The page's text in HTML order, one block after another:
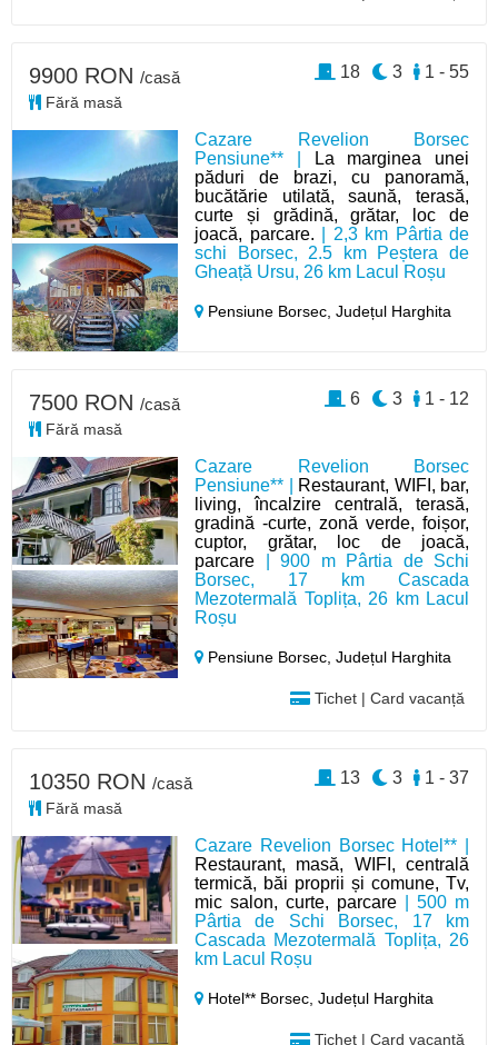
Cazare Revelion Borsec
Pensiune** |
La marginea unei
păduri de brazi, cu panoramă,
bucătărie utilată, saună, terasă,
curte și grădină, grătar, loc de
joacă, parcare. | 2,3 km Pârtia de
schi Borsec, 2.5 km Peștera de
Gheață Ursu, 26 km Lacul Roșu
Pensiune Borsec,Județul Harghita
9900 RON /casă
Fără masă
1 - 55
3
18
Cazare Revelion Borsec
Pensiune** |
Restaurant, WIFI, bar,
living, încalzire centrală, terasă,
gradină -curte, zonă verde, foișor,
cuptor, grătar, loc de joacă,
parcare | 900 m Pârtia de Schi
Borsec, 17 km Cascada
Mezotermală Toplița, 26 km Lacul
Roșu
Pensiune Borsec,Județul Harghita
Tichet | Card vacanță
7500 RON /casă
Fără masă
1 - 12
3
6
Cazare Revelion Borsec Hotel** |
Restaurant, masă, WIFI, centrală
termică, băi proprii și comune, Tv,
mic salon, curte, parcare | 500 m
Pârtia de Schi Borsec, 17 km
Cascada Mezotermală Toplița, 26
km Lacul Roșu
Hotel** Borsec,Județul Harghita
Tichet | Card vacanță
10350 RON /casă
Fără masă
1 - 37
3
13